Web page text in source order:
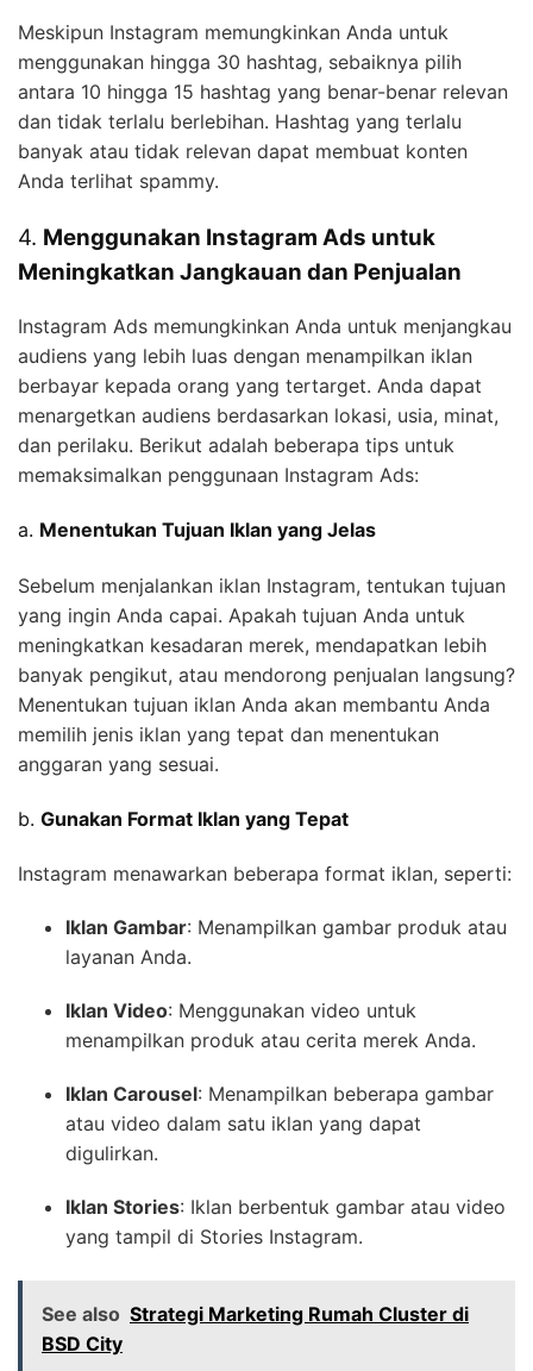
Meskipun Instagram memungkinkan Anda untuk
menggunakan hingga 30 hashtag, sebaiknya pilih
antara 10 hingga 15 hashtag yang benar-benar relevan
dan tidak terlalu berlebihan. Hashtag yang terlalu
banyak atau tidak relevan dapat membuat konten
Anda terlihat spammy.
4. Menggunakan Instagram Ads untuk
Meningkatkan Jangkauan dan Penjualan
Instagram Ads memungkinkan Anda untuk menjangkau
audiens yang lebih luas dengan menampilkan iklan
berbayar kepada orang yang tertarget. Anda dapat
menargetkan audiens berdasarkan lokasi, usia, minat,
dan perilaku. Berikut adalah beberapa tips untuk
memaksimalkan penggunaan Instagram Ads:
a. Menentukan Tujuan Iklan yang Jelas
Sebelum menjalankan iklan Instagram, tentukan tujuan
yang ingin Anda capai. Apakah tujuan Anda untuk
meningkatkan kesadaran merek, mendapatkan lebih
banyak pengikut, atau mendorong penjualan langsung?
Menentukan tujuan iklan Anda akan membantu Anda
memilih jenis iklan yang tepat dan menentukan
anggaran yang sesuai.
b. Gunakan Format Iklan yang Tepat
Instagram menawarkan beberapa format iklan, seperti:
Iklan Gambar: Menampilkan gambar produk atau
layanan Anda.
Iklan Video: Menggunakan video untuk
menampilkan produk atau cerita merek Anda.
Iklan Carousel: Menampilkan beberapa gambar
atau video dalam satu iklan yang dapat
digulirkan.
Iklan Stories: Iklan berbentuk gambar atau video
yang tampil di Stories Instagram.
See also Strategi Marketing Rumah Cluster di
BSD City